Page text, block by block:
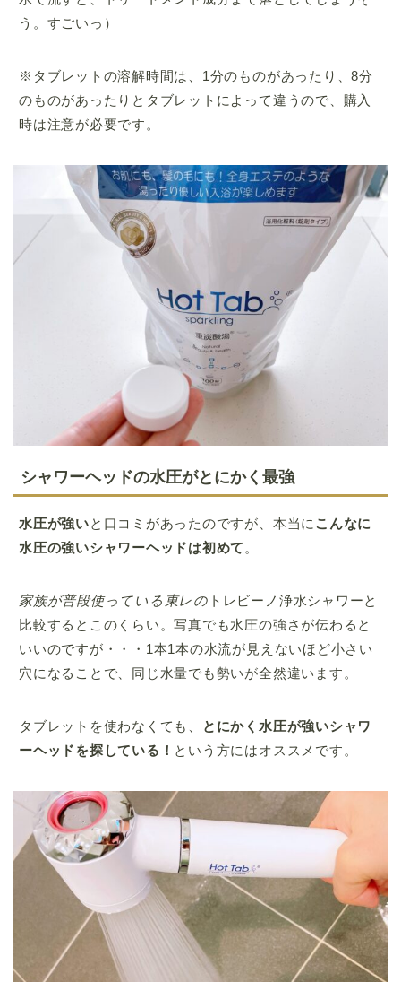
う。すごいっ）
※ タブレットの溶解時間は、1分のものがあったり、8分
のものがあったりとタブレットによって違うので、購入
時は注意が必要です。
シャワーヘッドの水圧がとにかく最強
水圧が強いと口コミがあったのですが、本当にこんなに
水圧の強いシャワーヘッドは初めて。
家族が普段使っている東レの トレビーノ浄水シャワーと
比較するとこのくらい。写真でも水圧の強さが伝わると
いいのですが・・・1本1本の水流が見えないほど小さい
穴になることで、同じ水量でも勢いが全然違います。
タブレットを使わなくても、
とにかく水圧が強いシャワ
ーヘッドを探している！ という方にはオススメです。